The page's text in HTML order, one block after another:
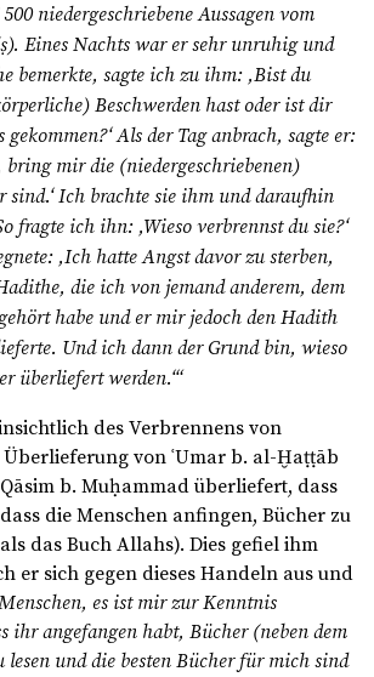
niedergeschriebene Aussagen vom
ṣ). Eines Nachts war er sehr unruhig und
bemerkte, sagte ich zu ihm: ,Bist du
Beschwerden hast oder ist dir
Als der Tag anbrach, sagte er:
bring mir die (niedergeschriebenen)
Ich brachte sie ihm und daraufhin
fragte ich ihn: ,Wieso verbrennst du sie?‘
,Ich hatte Angst davor zu sterben,
die ich von jemand anderem, dem
habe und er mir jedoch den Hadith
Und ich dann der Grund bin, wieso
überliefert werden.‘“
des Verbrennens von
von ʿUmar b. al-Ḫaṭṭāb
b. Muḥammad überliefert, dass
die Menschen anfingen, Bücher zu
das Buch Allahs). Dies gefiel ihm
er sich gegen dieses Handeln aus und
es ist mir zur Kenntnis
ihr angefangen habt, Bücher (neben dem
lesen und die besten Bücher für mich sind